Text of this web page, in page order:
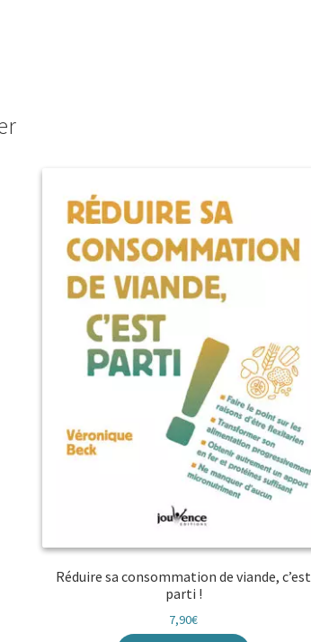
Réduire sa consommation de viande, c’est
parti !
7,90€